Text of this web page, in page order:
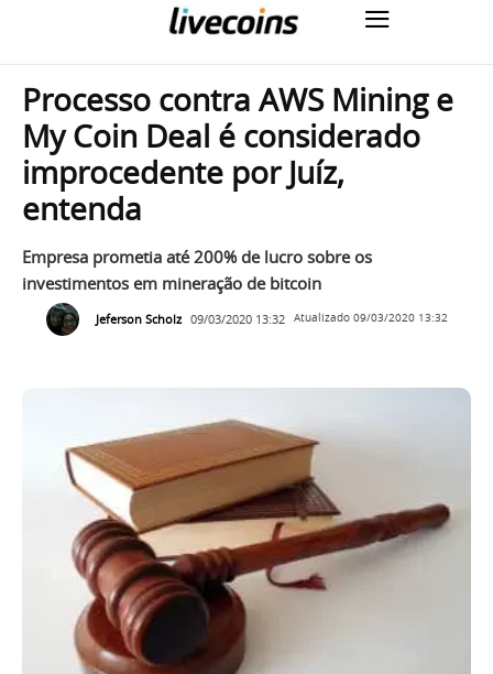
Processo contra AWS Mining e
My Coin Deal é considerado
improcedente por Juíz,
entenda
Empresa prometia até 200% de lucro sobre os
investimentos em mineração de bitcoin
Jeferson Scholz 09/03/2020 13:32 Atualizado 09/03/2020 13:32